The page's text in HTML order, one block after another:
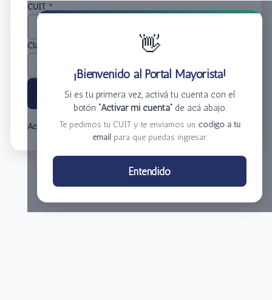
👋
¡Bienvenido al Portal Mayorista!
Si es tu primera vez, activá tu cuenta con el
botón “Activar mi cuenta”de acá abajo.
Te pedimos tu CUIT y te enviamos un código a tu
email para que puedas ingresar.
Entendido
CUIT *
Clave
Ingresar
Activar mi cuenta Olvidé mi clave
Centro de Distribución El Bacha S.A.